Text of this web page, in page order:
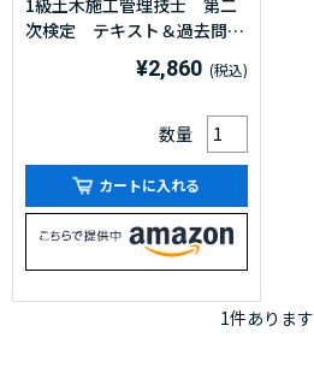
次検定 テキスト＆過去問題
集 2026年度版(令和8年度
¥2,860
数量
カートに入れる
1件あります